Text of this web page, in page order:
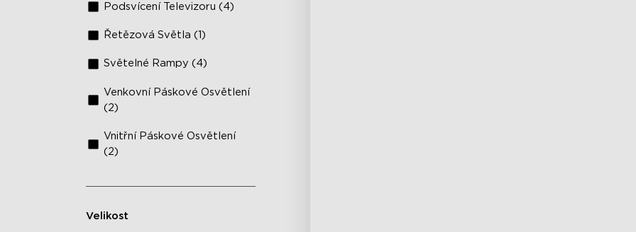
Podsvícení Televizoru (4)
Řetězová Světla (1)
Světelné Rampy (4)
Venkovní Páskové Osvětlení
(2)
Vnitřní Páskové Osvětlení
(2)
Velikost